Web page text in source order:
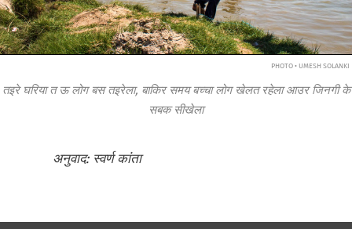
PHOTO • UMESH SOLANKI
तइरे घरिया त ऊ लोग बस तइरेला, बाकिर समय बच्चा लोग खेलत रहेला आउर जिनगी के
सबक सीखेला
अनुवाद: स्वर्ण कांता